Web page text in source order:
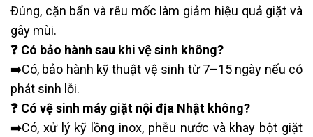
Đúng, cặn bẩn và rêu mốc làm giảm hiệu quả giặt và
gây mùi.
❓ Có bảo hành sau khi vệ sinh không?
➡️Có, bảo hành kỹ thuật vệ sinh từ 7–15 ngày nếu có
phát sinh lỗi.
❓ Có vệ sinh máy giặt nội địa Nhật không?
➡️Có, xử lý kỹ lồng inox, phễu nước và khay bột giặt